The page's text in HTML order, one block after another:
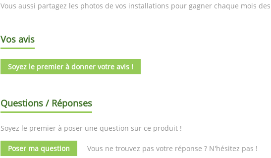
Vous aussi partagez les photos de vos installations pour gagner chaque mois
Vos avis
Soyez le premier à donner votre avis !
Questions / Réponses
Soyez le premier à poser une question sur ce produit !
Poser ma question Vous ne trouvez pas votre réponse ? N'hésitez pas !